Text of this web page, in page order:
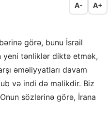
A- A+
görə, bunu İsrail
yeni tənliklər diktə etmək,
əməliyyatları davam
və indi də malikdir. Biz
sözlərinə görə, İrana